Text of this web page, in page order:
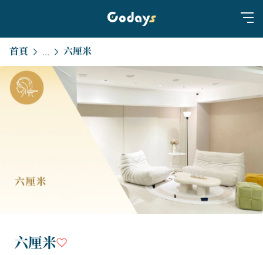
首頁 ... 六厘米
六厘米